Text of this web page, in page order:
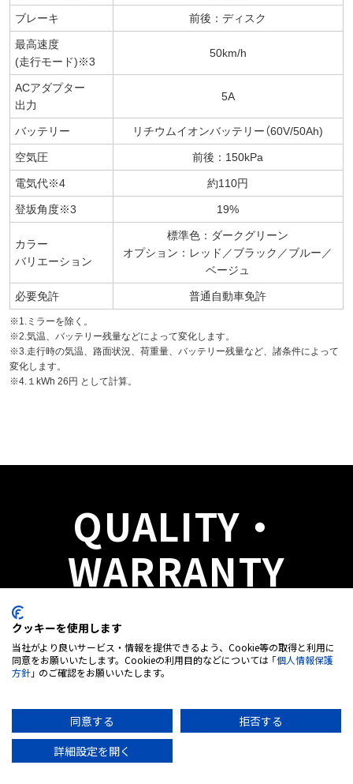
購入する
試乗予約
お問合せ
∨
ブレーキ 前後：ディスク
最高速度
(走行モード)※3
50km/h
ACアダプター
出力
5A
バッテリー リチウムイオンバッテリー（60V/50Ah)
空気圧 前後：150kPa
電気代※4 約110円
登坂角度※3 19%
カラー
バリエーション
標準色：ダークグリーン
オプション：レッド／ブラック／ブルー／
ベージュ
必要免許 普通自動車免許
※1.ミラーを除く。
※2.気温、バッテリー残量などによって変化します。
※3.走行時の気温、路面状況、荷重量、バッテリー残量など、諸条件によって
変化します。
※4.１kWh 26円 として計算。
QUALITY・
WARRANTY
品質（PSEマーク取得）
品質について
ーク)は、電気製品が原因の火災や感電など
から消費者を守るために施行された法律で、
日本国内で100Vコンセントに接続して使用
クッキーを使用します
当社がより良いサービス・情報を提供できるよう、Cookie等の取得と利用に
同意をお願いいたします。Cookieの利用目的などについては 「個人情報保護
方針」 のご確認をお願いいたします。
同意する
拒否する
詳細設定を開く